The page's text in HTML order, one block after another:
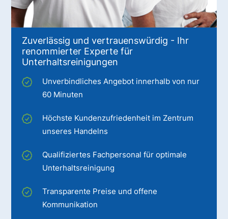
Zuverlässig und vertrauenswürdig - Ihr
renommierter Experte für
Unterhaltsreinigungen
Unverbindliches Angebot innerhalb von nur
60 Minuten
Höchste Kundenzufriedenheit im Zentrum
unseres Handelns
Qualifiziertes Fachpersonal für optimale
Unterhaltsreinigung
Transparente Preise und offene
Kommunikation